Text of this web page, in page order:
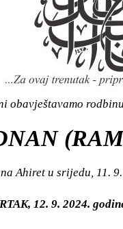
obavještavamo
Ahiret u srijedu, 11.
12. 9. 2024.